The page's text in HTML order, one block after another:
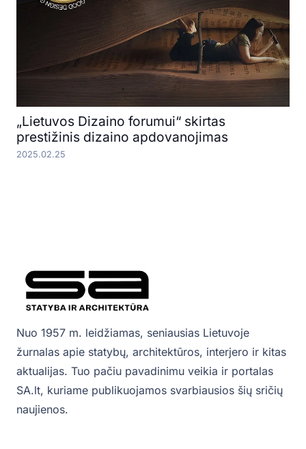
„Lietuvos Dizaino forumui“ skirtas
prestižinis dizaino apdovanojimas
2025.02.25
Nuo 1957 m. leidžiamas, seniausias Lietuvoje
žurnalas apie statybų, architektūros, interjero ir kitas
aktualijas. Tuo pačiu pavadinimu veikia ir portalas
SA.lt, kuriame publikuojamos svarbiausios šių sričių
naujienos.